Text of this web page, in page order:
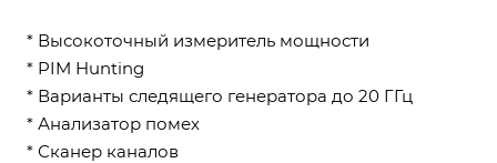
* Высокоточный измеритель мощности
* PIM Hunting
* Варианты следящего генератора до 20 ГГц
* Анализатор помех
* Сканер каналов